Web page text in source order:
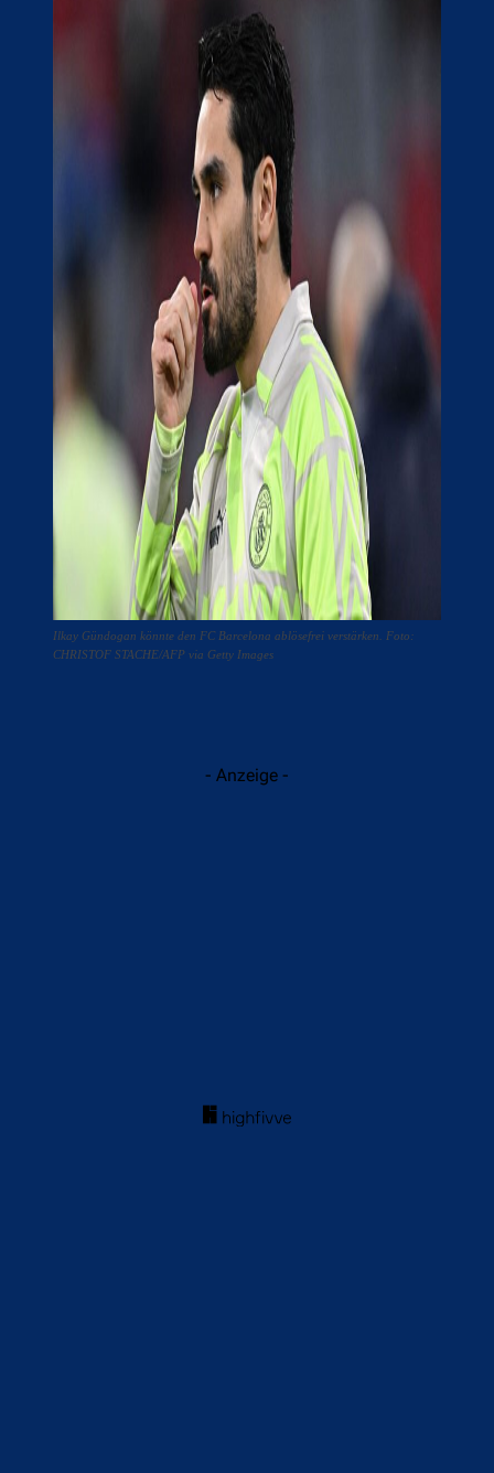
Ilkay Gündogan könnte den FC Barcelona ablösefrei verstärken. Foto:
CHRISTOF STACHE/AFP via Getty Images
- Anzeige -